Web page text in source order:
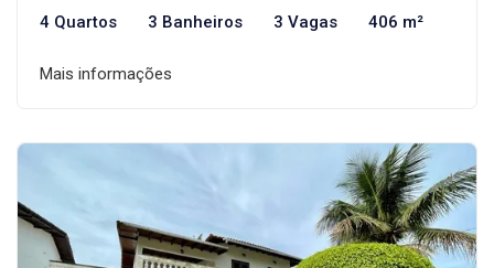
4 Quartos 3 Banheiros 3 Vagas 406 m²
Mais informações